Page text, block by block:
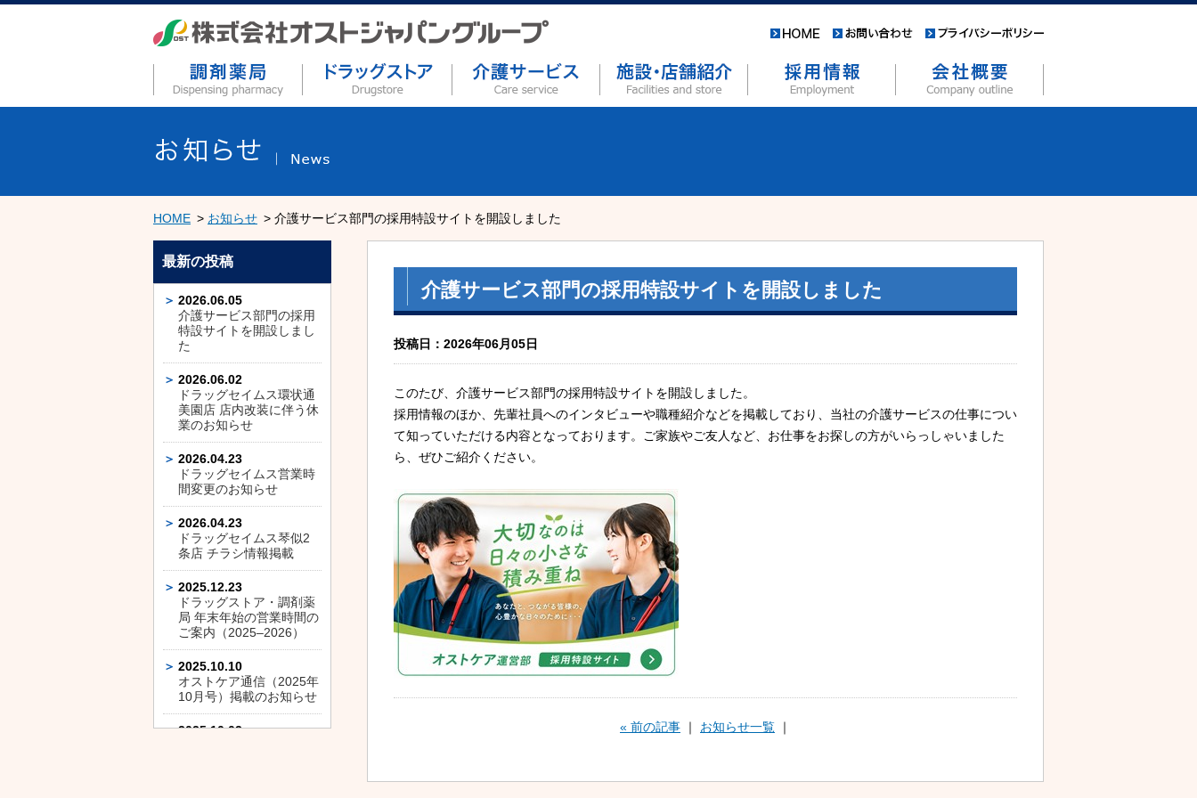
HOME お知らせ 介護サービス部門の採用特設サイトを開設しました
介護サービス部門の採用特設サイトを開設しました
投稿日：2026年06月05日
このたび、介護サービス部門の採用特設サイトを開設しました。
採用情報のほか、先輩社員へのインタビューや職種紹介などを掲載しており、当社の介護サービスの仕事につい
て知っていただける内容となっております。ご家族やご友人など、お仕事をお探しの方がいらっしゃいました
ら、ぜひご紹介ください。
« 前の記事 ｜ お知らせ一覧 ｜
最新の投稿
2026.06.05
介護サービス部門の採用
特設サイトを開設しまし
た
2026.06.02
ドラッグセイムス環状通
美園店 店内改装に伴う休
業のお知らせ
2026.04.23
ドラッグセイムス営業時
間変更のお知らせ
2026.04.23
ドラッグセイムス琴似2
条店 チラシ情報掲載
2025.12.23
ドラッグストア・調剤薬
局 年末年始の営業時間の
ご案内（2025–2026）
2025.10.10
オストケア通信（2025年
10月号）掲載のお知らせ
2025.10.03